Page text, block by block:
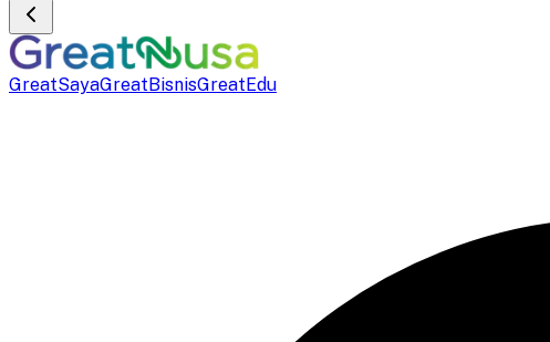
GreatSayaGreatBisnisGreatEdu